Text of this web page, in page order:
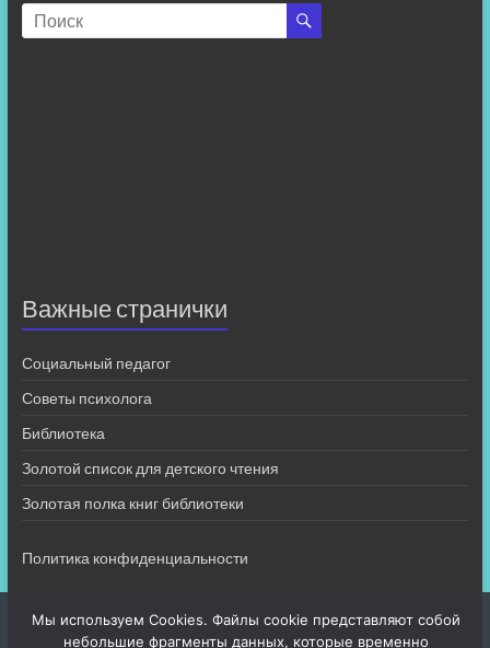
Важные странички
Социальный педагог
Советы психолога
Библиотека
Золотой список для детского чтения
Золотая полка книг библиотеки
Политика конфиденциальности
Мы используем Cookies. Файлы cookie представляют собой
небольшие фрагменты данных, которые временно